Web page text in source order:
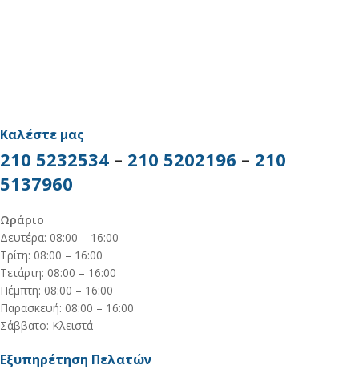
Καλέστε μας
210 5232534 – 210 5202196 – 210
5137960
Ωράριο
Δευτέρα: 08:00 – 16:00
Τρίτη: 08:00 – 16:00
Τετάρτη: 08:00 – 16:00
Πέμπτη: 08:00 – 16:00
Παρασκευή: 08:00 – 16:00
Σάββατο: Κλειστά
Εξυπηρέτηση Πελατών